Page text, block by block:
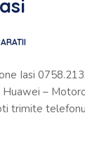
Iasi
Huawei –
trimite